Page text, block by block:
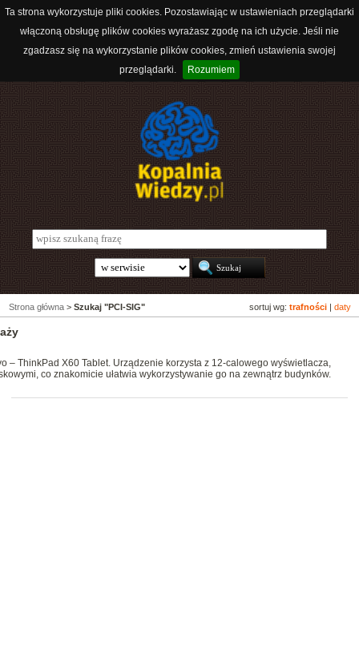
Ta strona wykorzystuje pliki cookies. Pozostawiając w ustawieniach przeglądarki
włączoną obsługę plików cookies wyrażasz zgodę na ich użycie. Jeśli nie
zgadzasz się na wykorzystanie plików cookies, zmień ustawienia swojej
przeglądarki.
Rozumiem
sortuj wg: trafności daty
Strona główna > Szukaj "PCI-SIG"
– ThinkPad X60 Tablet. Urządzenie korzysta z 12-calowego wyświetlacza,
co znakomicie ułatwia wykorzystywanie go na zewnątrz budynków.